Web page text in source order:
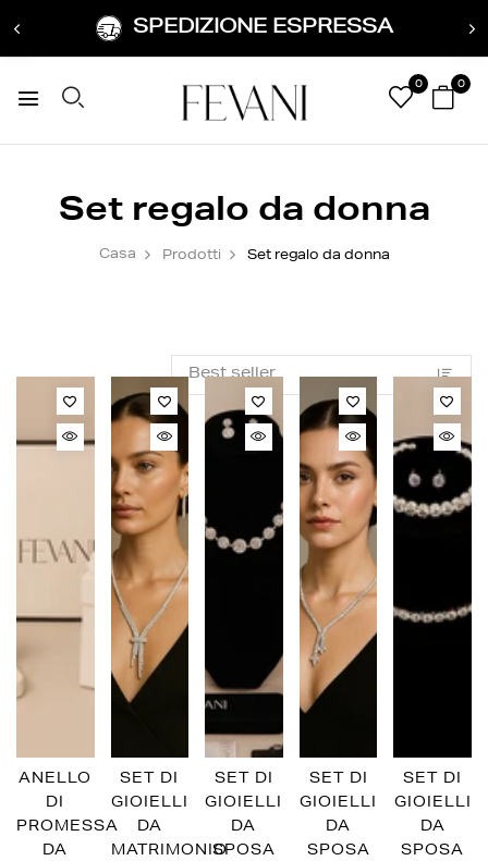
SPEDIZIONE ESPRESSA
0 0
Set regalo da donna
Casa Prodotti Set regalo da donna
ANELLO
DI
PROMESSA
DA
SET DI
GIOIELLI
DA
MATRIMONIO
SET DI
GIOIELLI
DA
SPOSA
SET DI
GIOIELLI
DA
SPOSA
SET DI
GIOIELLI
DA
SPOSA